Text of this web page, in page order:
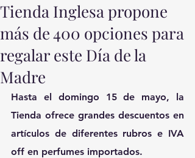
Tienda Inglesa propone
más de 400 opciones para
regalar este Día de la
Madre
Hasta el domingo 15 de mayo, la
Tienda ofrece grandes descuentos en
artículos de diferentes rubros e IVA
off en perfumes importados.